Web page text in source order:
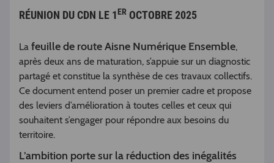
RÉUNION DU CDN LE 1ER OCTOBRE 2025
La feuille de route Aisne Numérique Ensemble,
après deux ans de maturation, s’appuie sur un diagnostic
partagé et constitue la synthèse de ces travaux collectifs.
Ce document entend poser un premier cadre et propose
des leviers d’amélioration à toutes celles et ceux qui
souhaitent s’engager pour répondre aux besoins du
territoire.
L’ambition porte sur la réduction des inégalités